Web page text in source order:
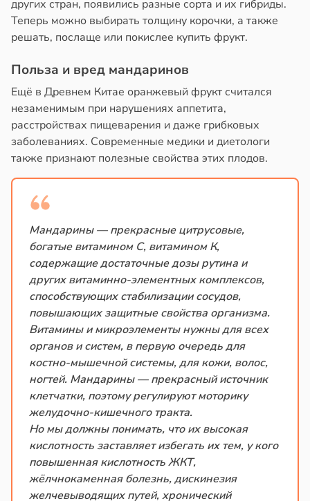
других стран, появились разные сорта и их гибриды.
Теперь можно выбирать толщину корочки, а также
решать, послаще или покислее купить фрукт.
Польза и вред мандаринов
Ещё в Древнем Китае оранжевый фрукт считался
незаменимым при нарушениях аппетита,
расстройствах пищеварения и даже грибковых
заболеваниях. Современные медики и диетологи
также признают полезные свойства этих плодов.
Мандарины — прекрасные цитрусовые,
богатые витамином С, витамином К,
содержащие достаточные дозы рутина и
других витаминно-элементных комплексов,
способствующих стабилизации сосудов,
повышающих защитные свойства организма.
Витамины и микроэлементы нужны для всех
органов и систем, в первую очередь для
костно-мышечной системы, для кожи, волос,
ногтей. Мандарины — прекрасный источник
клетчатки, поэтому регулируют моторику
желудочно-кишечного тракта.
Но мы должны понимать, что их высокая
кислотность заставляет избегать их тем, у кого
повышенная кислотность ЖКТ,
жёлчнокаменная болезнь, дискинезия
желчевыводящих путей, хронический